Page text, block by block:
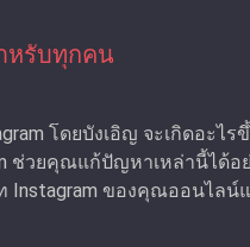
หรับทุกคน
โดยบังเอิญ จะเกิดอะ
ช่วยคุณแก้ปัญหาเหล่านี้ได้อ
ของคุณออนไลน์